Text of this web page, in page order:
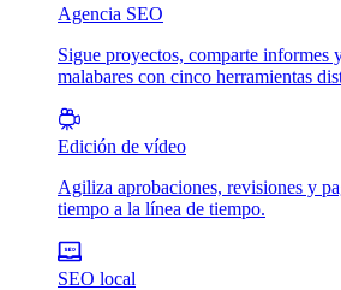
Agencia SEO
Sigue proyectos, comparte informes
malabares con cinco herramientas
Edición de vídeo
Agiliza aprobaciones, revisiones y
tiempo a la línea de tiempo.
SEO local